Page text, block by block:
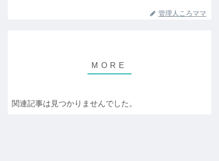
管理人ころママ
関連記事は見つかりませんでした。